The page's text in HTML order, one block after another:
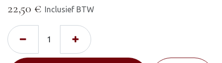
22,50 € Inclusief BTW